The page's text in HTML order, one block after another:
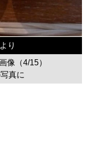
り
像（4/15）
真に